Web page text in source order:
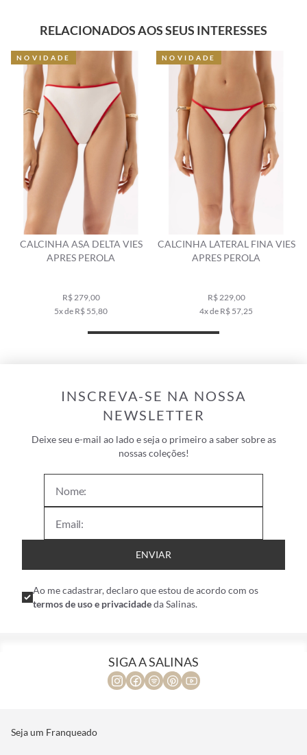
RELACIONADOS AOS SEUS INTERESSES
VIES
CALCINHA LATERAL FINA VIES
APRES PEROLA
R$ 229,00
4x de R$ 57,25
NOVIDADE
TOP BUSTIE VIES APRES
CLARO
R$ 469,00
9x de R$ 52,11
NOVIDADE
INSCREVA-SE NA NOSSA
NEWSLETTER
Deixe seu e-mail ao lado e seja o primeiro a saber sobre as
nossas coleções!
ENVIAR
Ao me cadastrar, declaro que estou de acordo com os
termos de uso e privacidadeda Salinas.
SIGA A SALINAS
Seja um Franqueado